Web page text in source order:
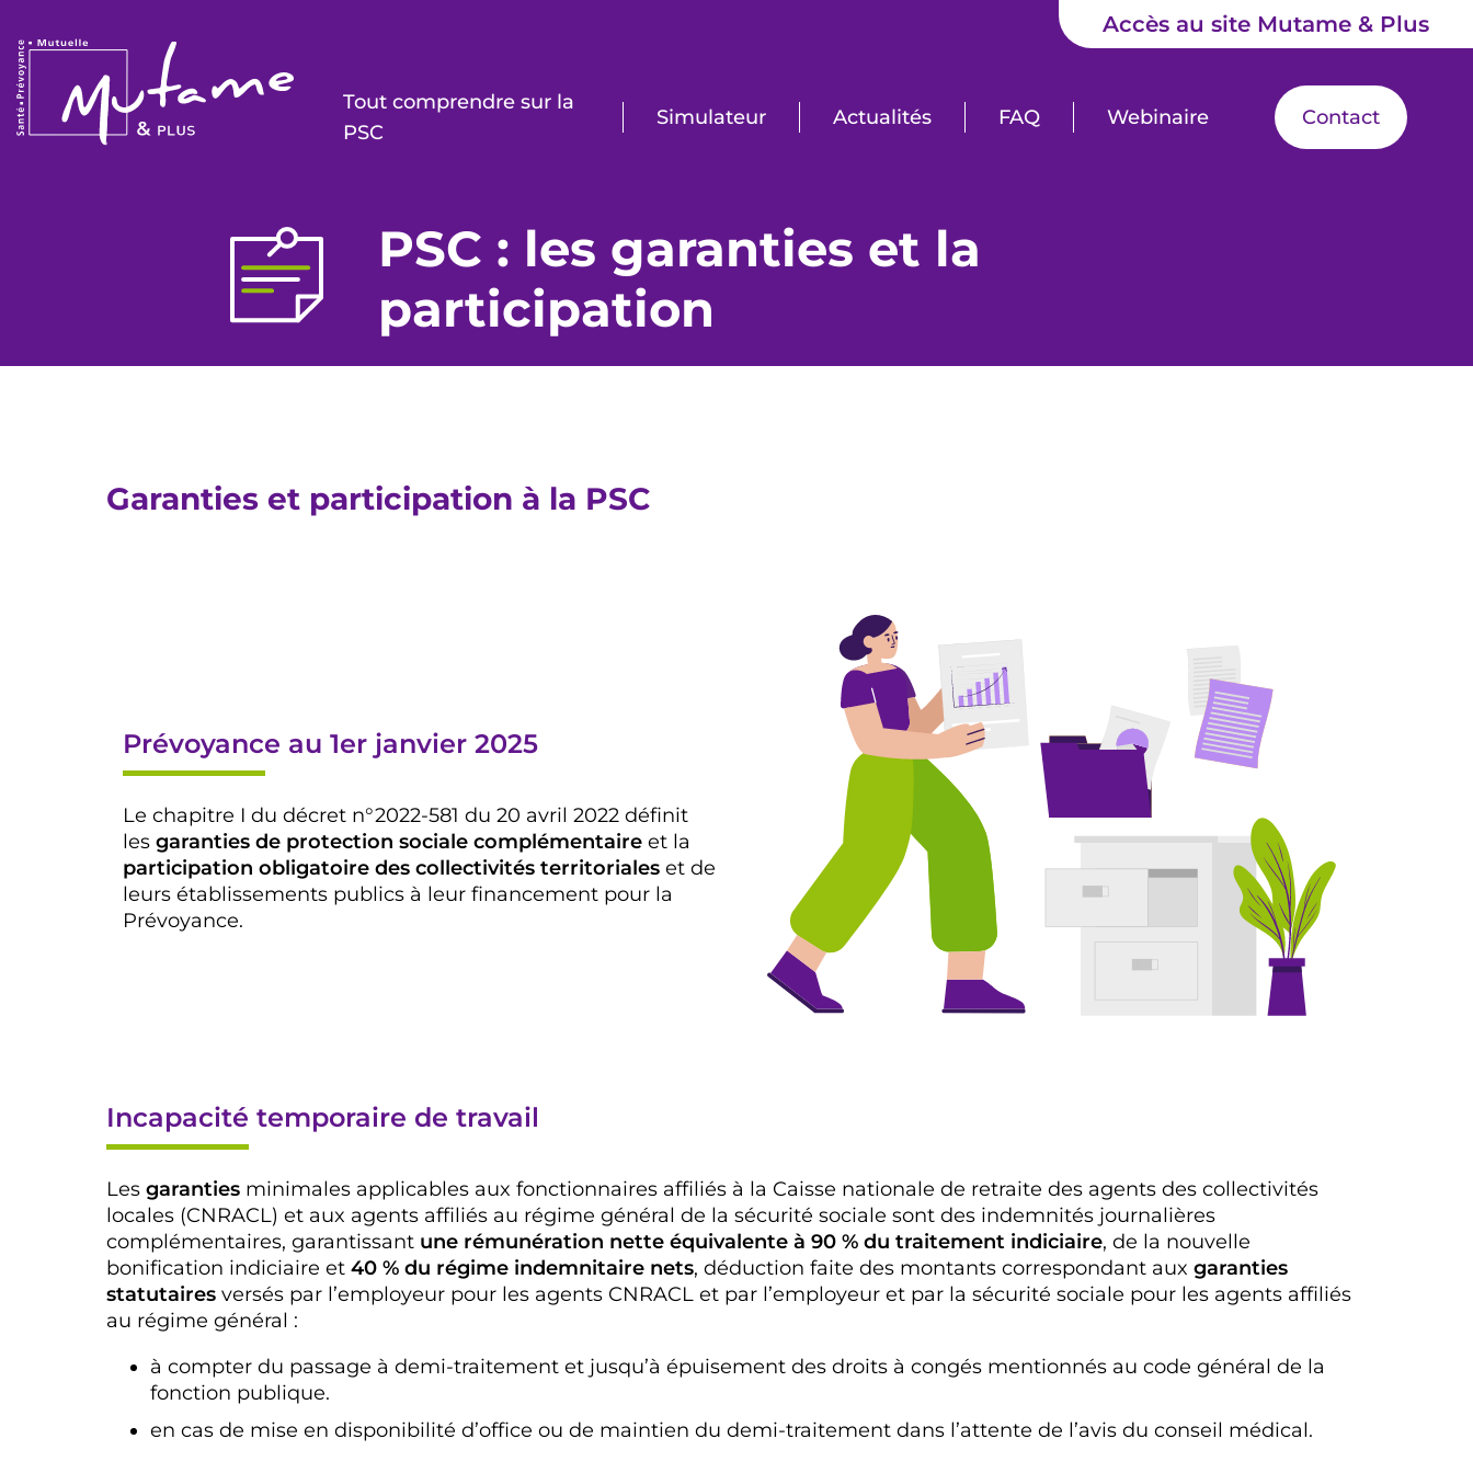
Tout comprendre sur la
PSC
Simulateur Actualités FAQ Webinaire Contact
Accès au site Mutame & Plus
PSC : les garanties et la
participation
Garanties et participation à la PSC
Prévoyance au 1er janvier 2025
Le chapitre I du décret n°2022-581 du 20 avril 2022 définit
les garanties de protection sociale complémentaire et la
participation obligatoire des collectivités territoriales et de
leurs établissements publics à leur financement pour la
Prévoyance.
Incapacité temporaire de travail
Les garanties minimales applicables aux fonctionnaires affiliés à la Caisse nationale de retraite des agents des collectivités
locales (CNRACL) et aux agents affiliés au régime général de la sécurité sociale sont des indemnités journalières
complémentaires, garantissant une rémunération nette équivalente à 90 % du traitement indiciaire, de la nouvelle
bonification indiciaire et 40 % du régime indemnitaire nets, déduction faite des montants correspondant aux garanties
statutaires versés par l’employeur pour les agents CNRACL et par l’employeur et par la sécurité sociale pour les agents affiliés
au régime général :
à compter du passage à demi-traitement et jusqu’à épuisement des droits à congés mentionnés au code général de la
fonction publique.
en cas de mise en disponibilité d’office ou de maintien du demi-traitement dans l’attente de l’avis du conseil médical.